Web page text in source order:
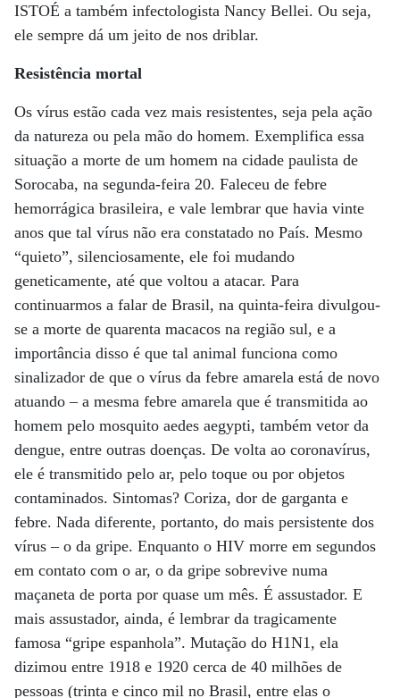
ISTOÉ a também infectologista Nancy Bellei. Ou seja,
ele sempre dá um jeito de nos driblar.
Resistência mortal
Os vírus estão cada vez mais resistentes, seja pela ação
da natureza ou pela mão do homem. Exemplifica essa
situação a morte de um homem na cidade paulista de
Sorocaba, na segunda-feira 20. Faleceu de febre
hemorrágica brasileira, e vale lembrar que havia vinte
anos que tal vírus não era constatado no País. Mesmo
“quieto”, silenciosamente, ele foi mudando
geneticamente, até que voltou a atacar. Para
continuarmos a falar de Brasil, na quinta-feira divulgou-
se a morte de quarenta macacos na região sul, e a
importância disso é que tal animal funciona como
sinalizador de que o vírus da febre amarela está de novo
atuando – a mesma febre amarela que é transmitida ao
homem pelo mosquito aedes aegypti, também vetor da
dengue, entre outras doenças. De volta ao coronavírus,
ele é transmitido pelo ar, pelo toque ou por objetos
contaminados. Sintomas? Coriza, dor de garganta e
febre. Nada diferente, portanto, do mais persistente dos
vírus – o da gripe. Enquanto o HIV morre em segundos
em contato com o ar, o da gripe sobrevive numa
maçaneta de porta por quase um mês. É assustador. E
mais assustador, ainda, é lembrar da tragicamente
famosa “gripe espanhola”. Mutação do H1N1, ela
dizimou entre 1918 e 1920 cerca de 40 milhões de
pessoas (trinta e cinco mil no Brasil, entre elas o